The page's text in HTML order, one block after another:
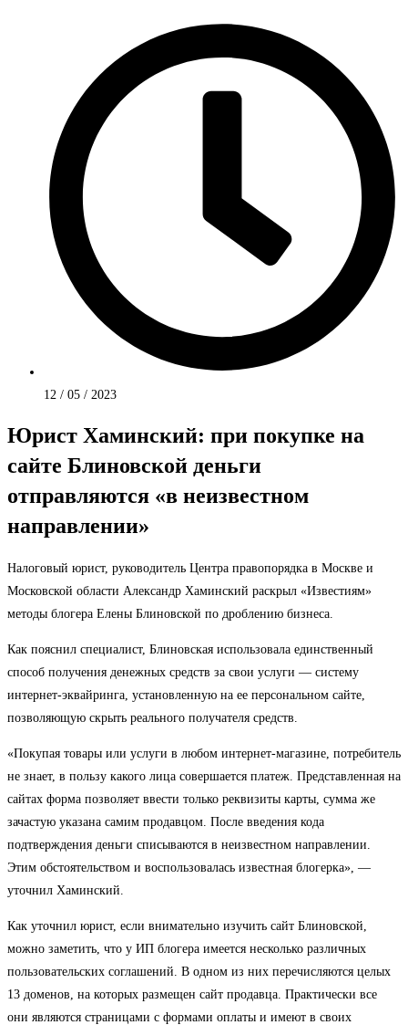
12 / 05 / 2023
Юрист Хаминский: при покупке на
сайте Блиновской деньги
отправляются «в неизвестном
направлении»
Налоговый юрист, руководитель Центра правопорядка в Москве и
Московской области Александр Хаминский раскрыл «Известиям»
методы блогера Елены Блиновской по дроблению бизнеса.
Как пояснил специалист, Блиновская использовала единственный
способ получения денежных средств за свои услуги — систему
интернет-эквайринга, установленную на ее персональном сайте,
позволяющую скрыть реального получателя средств.
«Покупая товары или услуги в любом интернет-магазине, потребитель
не знает, в пользу какого лица совершается платеж. Представленная на
сайтах форма позволяет ввести только реквизиты карты, сумма же
зачастую указана самим продавцом. После введения кода
подтверждения деньги списываются в неизвестном направлении.
Этим обстоятельством и воспользовалась известная блогерка», —
уточнил Хаминский.
Как уточнил юрист, если внимательно изучить сайт Блиновской,
можно заметить, что у ИП блогера имеется несколько различных
пользовательских соглашений. В одном из них перечисляются целых
13 доменов, на которых размещен сайт продавца. Практически все
они являются страницами с формами оплаты и имеют в своих